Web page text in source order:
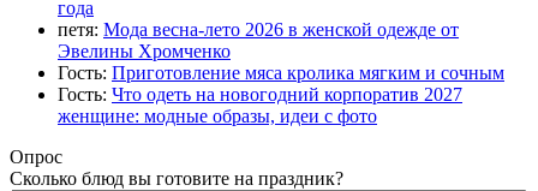
года
петя: Мода весна-лето 2026 в женской одежде от
Эвелины Хромченко
Гость: Приготовление мяса кролика мягким и сочным
Гость: Что одеть на новогодний корпоратив 2027
женщине: модные образы, идеи с фото
Опрос
Сколько блюд вы готовите на праздник?